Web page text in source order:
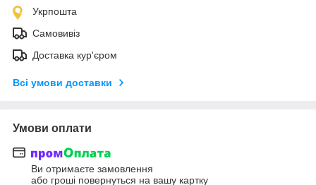
Укрпошта
Самовивіз
Доставка кур'єром
Всі умови доставки
Умови оплати
Ви отримаєте замовлення
або гроші повернуться на вашу картку